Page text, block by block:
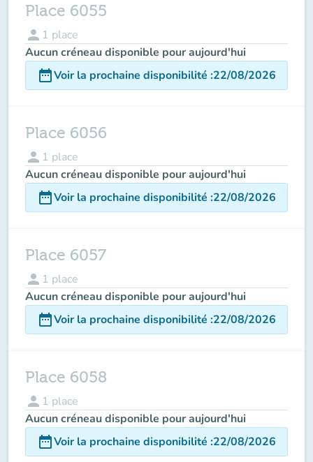
Place 6055
person 1 place
Aucun créneau disponible pour aujourd'hui
date_rangeVoir la prochaine disponibilité :22/08/2026
Place 6056
person 1 place
Aucun créneau disponible pour aujourd'hui
date_rangeVoir la prochaine disponibilité :22/08/2026
Place 6057
person 1 place
Aucun créneau disponible pour aujourd'hui
date_rangeVoir la prochaine disponibilité :22/08/2026
Place 6058
person 1 place
Aucun créneau disponible pour aujourd'hui
date_rangeVoir la prochaine disponibilité :22/08/2026